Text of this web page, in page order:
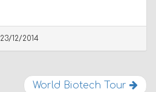
23/12/2014
World Biotech Tour